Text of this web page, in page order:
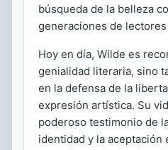
búsqueda de la belleza
generaciones de
Hoy en día, Wilde es
genialidad literaria, sino
en la defensa de la
expresión artística. Su
poderoso testimonio de
identidad y la aceptación